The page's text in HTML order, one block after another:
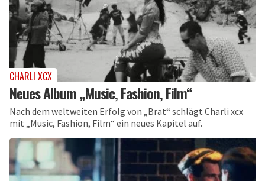
CHARLI XCX
Neues Album „Music, Fashion, Film“
Nach dem weltweiten Erfolg von „Brat“ schlägt Charli xcx
mit „Music, Fashion, Film“ ein neues Kapitel auf.